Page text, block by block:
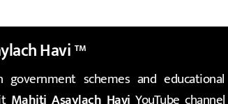
Havi™
government schemes and